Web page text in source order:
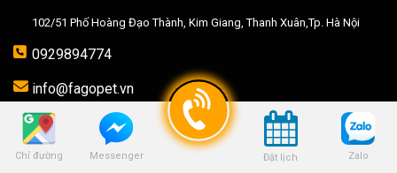
Chỉ đường Messenger Đặt lịch Zalo
102/51 Phố Hoàng Đạo Thành, Kim Giang, Thanh Xuân,Tp. Hà Nội
0929894774
info@fagopet.vn
fagopet@gmail.com
Thứ 2 - 7 : 9:00 - 19:00